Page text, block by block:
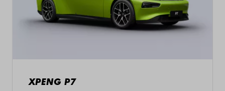
XPENG P7